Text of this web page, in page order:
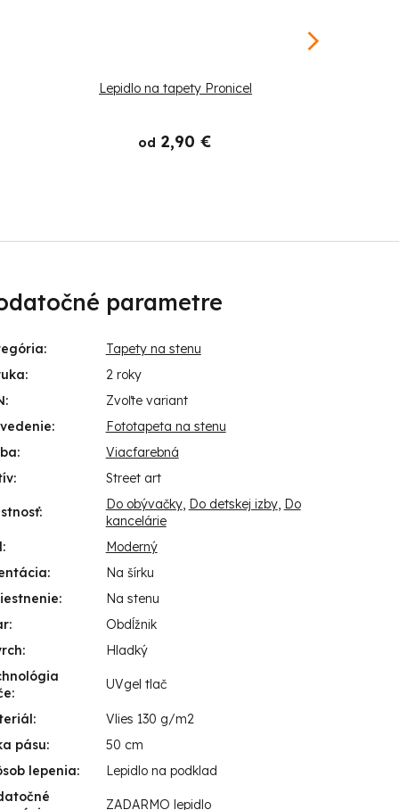
Lepidlo na tapety Pronicel
od 2,90 €
parametre
:
Tapety na stenu
:
2 roky
:
Zvoľte variant
:
Fototapeta na stenu
:
Viacfarebná
: Street art
: Do obývačky, Do detskej izby, Do
kancelárie
:
Moderný
:
Na šírku
:
Na stenu
:
Obdĺžnik
:
Hladký
:
UVgel tlač
:
Vlies 130 g/m2
pásu:
50 cm
lepenia:
Lepidlo na podklad
ZADARMO lepidlo